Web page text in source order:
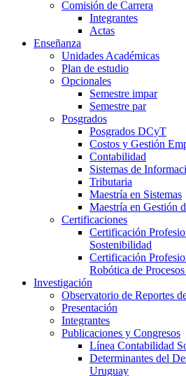
Comisión de Carrera
Integrantes
Actas
Enseñanza
Unidades Académicas
Plan de estudio
Opcionales
Semestre impar
Semestre par
Posgrados
Posgrados DCyT
Costos y Gestión
Contabilidad
Sistemas de
Tributaria
Maestría en Sistemas
Maestría en Gestión
Certificaciones
Certificación
Sostenibilidad
Certificación
Robótica de
Investigación
Observatorio de Reportes
Presentación
Integrantes
Publicaciones y Congresos
Línea Contabilidad
Determinantes del
Uruguay